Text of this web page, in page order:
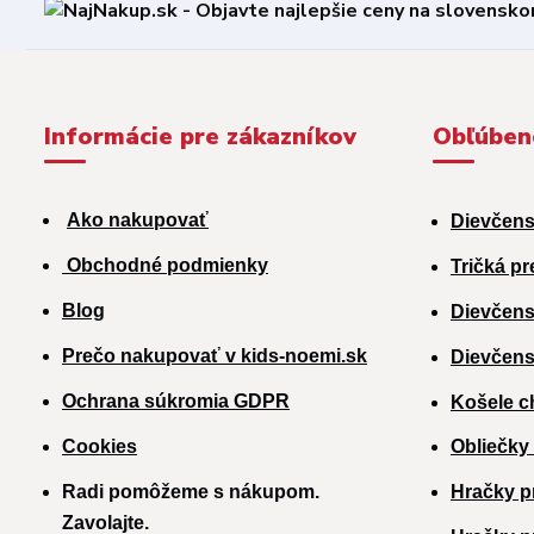
Informácie pre zákazníkov
Ako nakupovať
Obchodné podmienky
Blog
Prečo nakupovať v kids-noemi.sk
Ochrana súkromia GDPR
Cookies
Radi pomôžeme s nákupom.
Zavolajte.
Tričká
Košele
Hračky